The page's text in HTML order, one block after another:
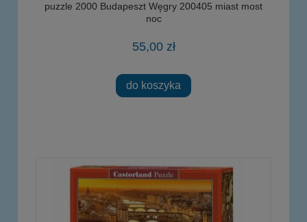
puzzle 2000 Budapeszt Węgry 200405 miast most
noc
55,00 zł
do koszyka